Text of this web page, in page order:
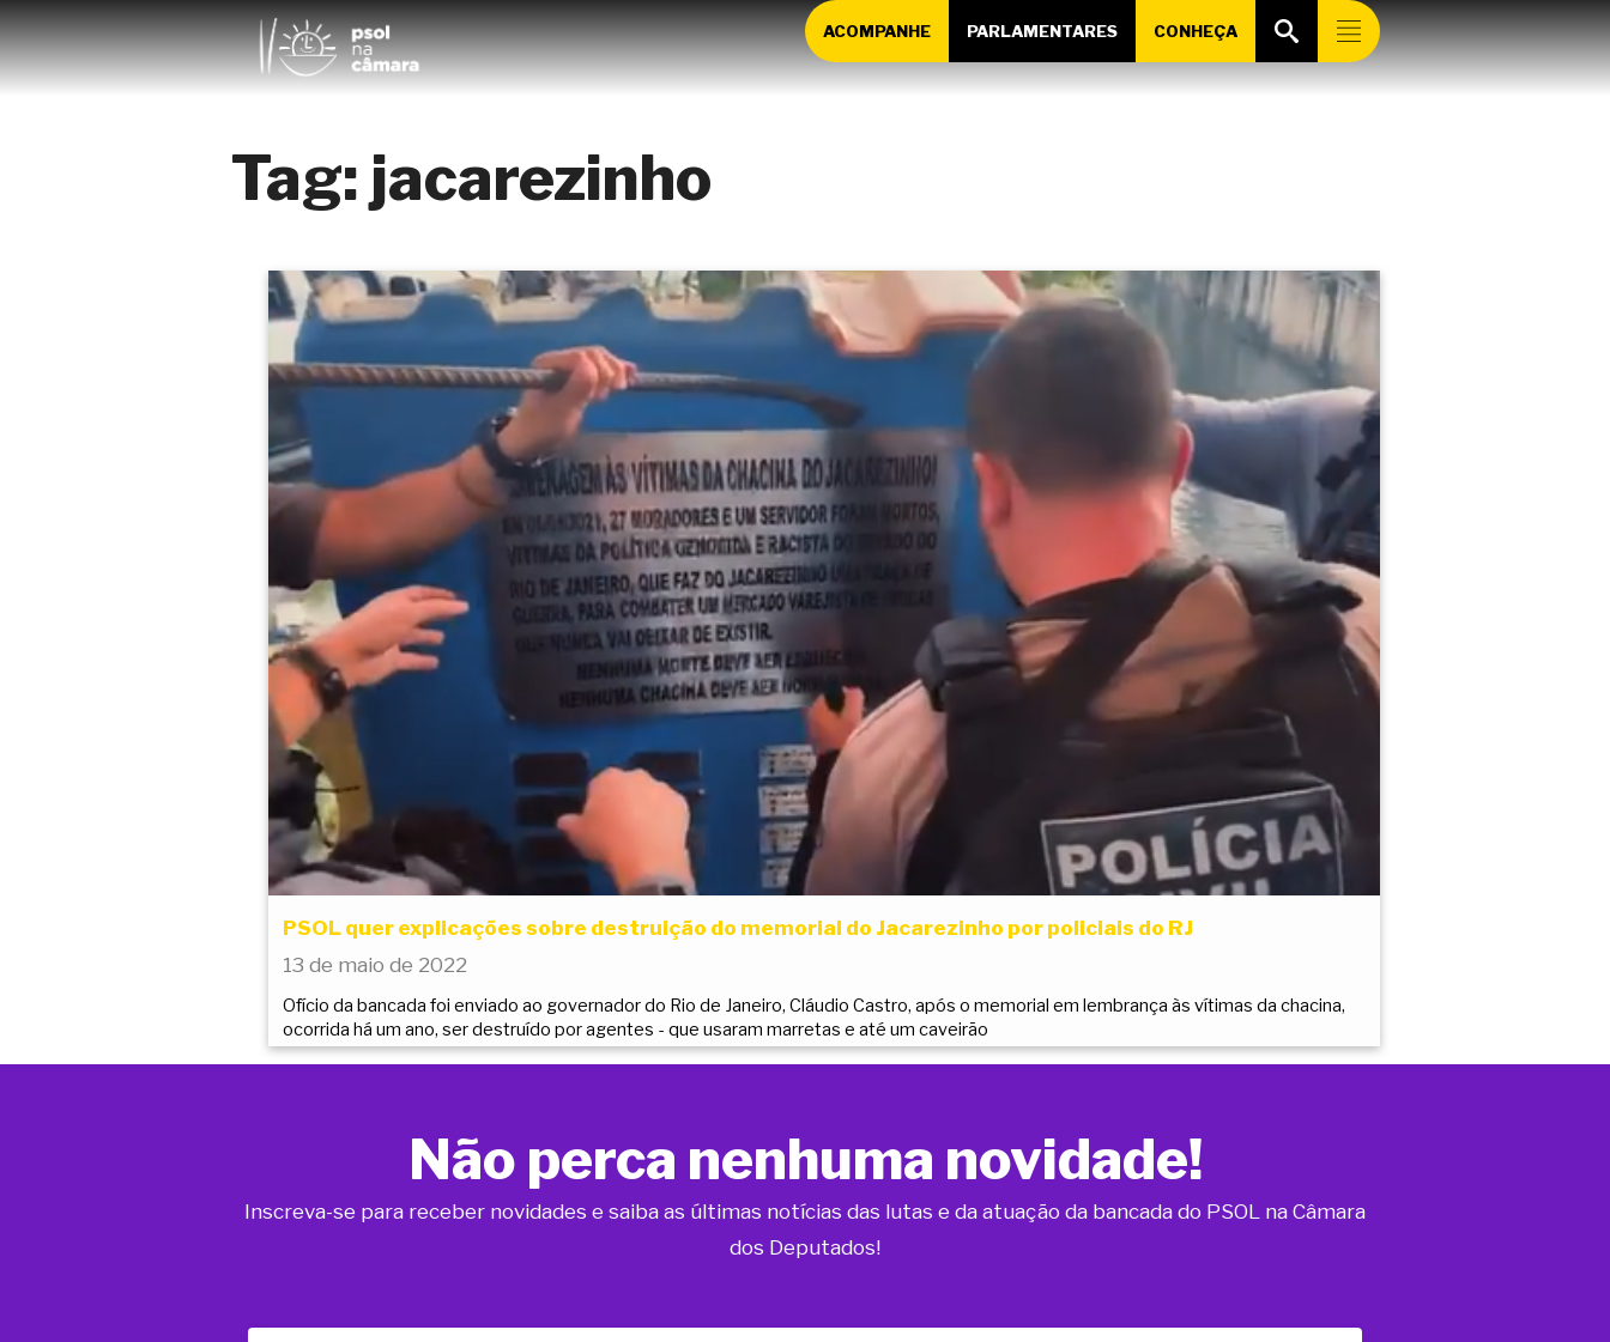
ACOMPANHE PARLAMENTARES CONHEÇA
Tag: jacarezinho
PSOL quer explicações sobre destruição do memorial do Jacarezinho por policiais do RJ
13 de maio de 2022
Ofício da bancada foi enviado ao governador do Rio de Janeiro, Cláudio Castro, após o memorial em lembrança às vítimas da chacina,
ocorrida há um ano, ser destruído por agentes - que usaram marretas e até um caveirão
Não perca nenhuma novidade!
Inscreva-se para receber novidades e saiba as últimas notícias das lutas e da atuação da bancada do PSOL na Câmara
dos Deputados!